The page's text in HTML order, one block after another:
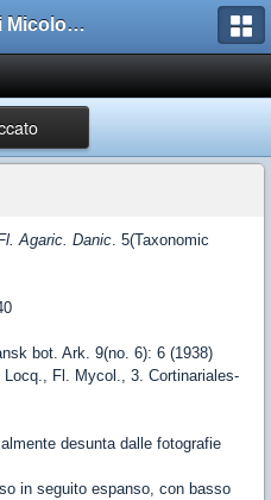
Forum di Micologia AMB Gruppo di Muggia e del Carso
Agaric. Danic. 5(Taxonomic
bot. Ark. 9(no. 6): 6 (1938)
Fl. Mycol., 3. Cortinariales-
desunta dalle fotografie
in seguito espanso, con basso